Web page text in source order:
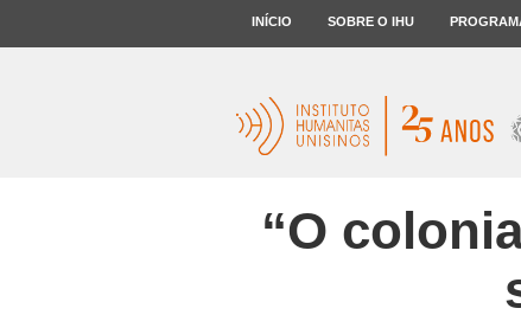
INÍCIO SOBRE O IHU
“O